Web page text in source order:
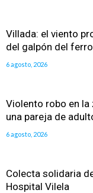
Villada: el viento
del galpón del
6 agosto, 2026
Violento robo en la
una pareja de
6 agosto, 2026
Colecta solidaria
Hospital Vilela